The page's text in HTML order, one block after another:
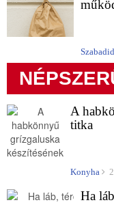
A
titka
Konyha
Ha